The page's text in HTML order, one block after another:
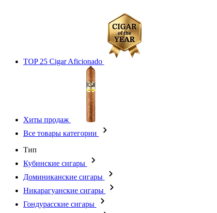
TOP 25 Cigar Aficionado
Хиты продаж
Все товары категории
Тип
Кубинские сигары
Доминиканские сигары
Никарагуанские сигары
Гондурасские сигары